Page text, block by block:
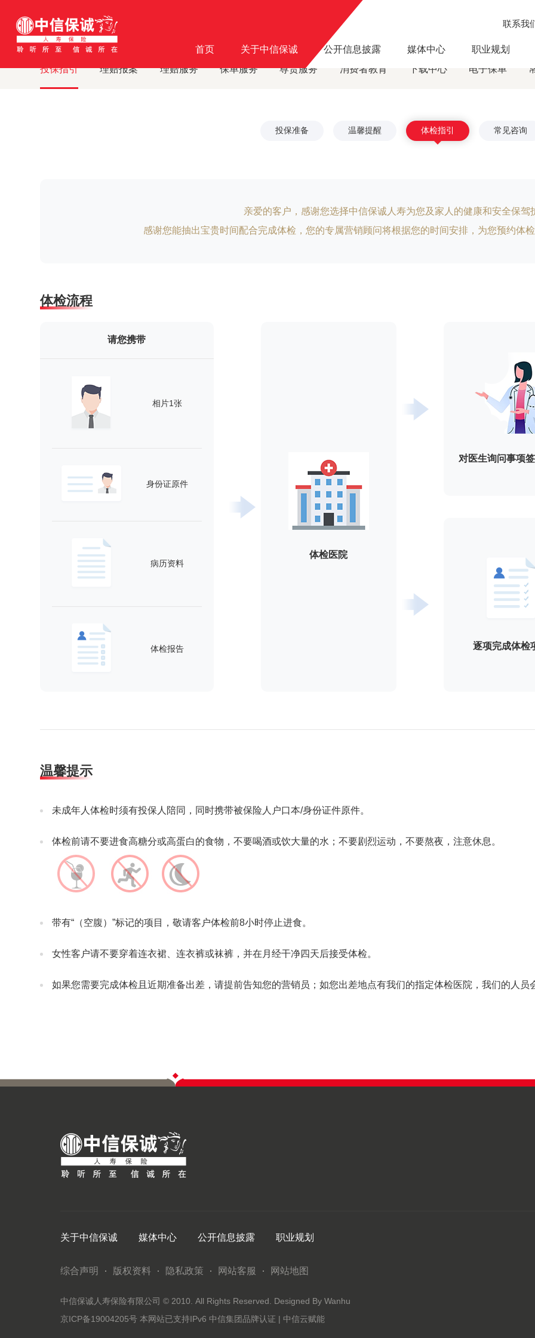
联系我
首页 关于中信保诚 公开信息披露 媒体中心 职业规划
首页 · 客户服务 ·
投保指引 理赔报案 理赔服务 保单服务 尊贵服务 消费者教育 下载中心 电子保单
投保准备 温馨提醒 体检指引 常见咨询
亲爱的客户，感谢您选择中信保诚人寿为您及家人的健康和安全保驾
感谢您能抽出宝贵时间配合完成体检，您的专属营销顾问将根据您的时间安排，为您预约体
体检流程
请您携带
相片1张
身份证原件
病历资料
体检报告
体检医院
对医生询问事项
逐项完成体检
温馨提示
未成年人体检时须有投保人陪同，同时携带被保险人户口本/身份证件原件。
体检前请不要进食高糖分或高蛋白的食物，不要喝酒或饮大量的水；不要剧烈运动，不要熬夜，注意休息。
带有“（空腹）”标记的项目，敬请客户体检前8小时停止进食。
女性客户请不要穿着连衣裙、连衣裤或袜裤，并在月经干净四天后接受体检。
如果您需要完成体检且近期准备出差，请提前告知您的营销员；如您出差地点有我们的指定体检医院，我们的人员
关于中信保诚 媒体中心 公开信息披露 职业规划
综合声明 版权资料 隐私政策 网站客服 网站地图
中信保诚人寿保险有限公司 © 2010. All Rights Reserved. Designed By Wanhu
京ICP备19004205号 本网站已支持IPv6 中信集团品牌认证 | 中信云赋能